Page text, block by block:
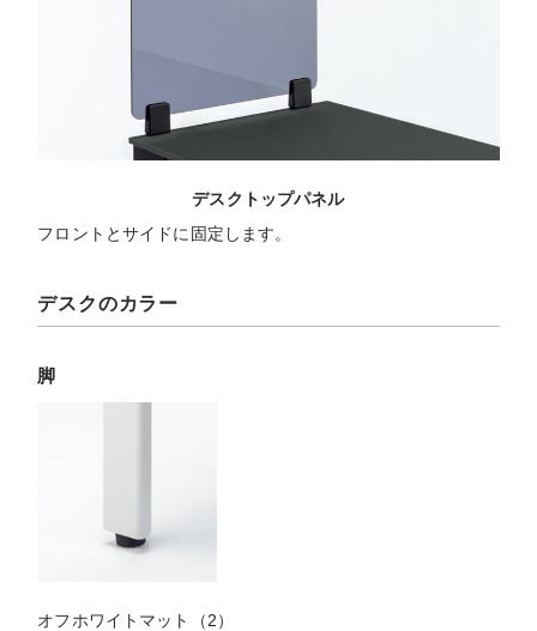
デスクトップパネル
フロントとサイドに固定します。
デスクのカラー
脚
オフホワイトマット（2）